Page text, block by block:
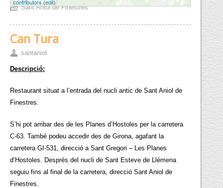
contributors(edit)
Sant Aniol de Finestres
Can Tura
santaniol
Descripció:
Restaurant situat a l’entrada del nucli antic de Sant Aniol de
Finestres.
S’hi pot arribar des de les Planes d’Hostoles per la carretera
C-63. També podeu accedir des de Girona, agafant la
carretera GI-531, direcció a Sant Gregori – Les Planes
d’Hostoles. Després del nucli de Sant Esteve de Llémena
seguiu fins al final de la carretera, direcció Sant Aniol de
Finestres.